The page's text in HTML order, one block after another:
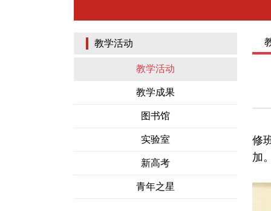
教学活动
教学活动
教学成果
图书馆
实验室
新高考
青年之星
修
加